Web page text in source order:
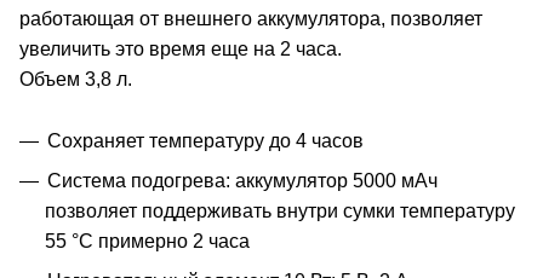
работающая от внешнего аккумулятора, позволяет
увеличить это время еще на 2 часа.
Объем 3,8 л.
Сохраняет температуру до 4 часов
Система подогрева: аккумулятор 5000 мАч
позволяет поддерживать внутри сумки температуру
55 °C примерно 2 часа